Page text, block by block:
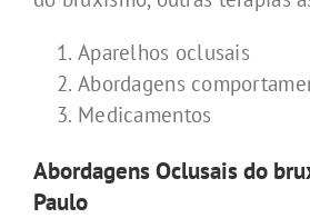
Aparelhos oclusais
Abordagens
Medicamentos
Abordagens Oclusais do
Paulo